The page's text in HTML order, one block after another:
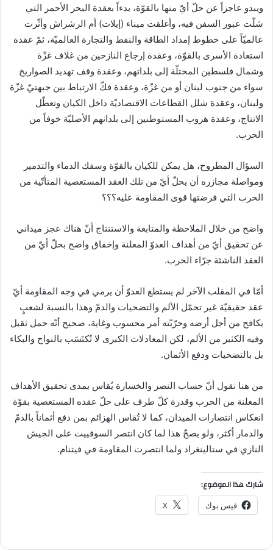
ويبدو عاجزاً عن حلّ أيّ منها بالقوّة، بدءاً بعقدة البحر الأحمر التي
شلّت عبور السفن فيه، وأغلقت ميناء (إيلات) أم الرشراش وأثّرت
عالميّاً على خطوط إمداد الطاقة والنفط والتجارة العالميّة، ثمّ عقدة
استعادة الأسرى بالقوّة، وعقدة إرجاع النازحين من غلاف غزّة
وشمال فلسطين المحتلّة إلى بلداتهم، وعقدة وقف تهديد الصواريخ
سواء من جنوب لبنان أو من غزّة، وعقدة فكّ الارتباط بين جبهتيّ غزّة
ولبنان، وعقدة شلل القطاعات الاقتصاديّة داخل الكيان وتعطّل
الانتاج، وعقدة هروب المستوطنين إلى بلدانهم الأصليّة خوفاً من
الحرب.
السؤال المطروح، هل يمكن للكيان بالقوّة وسفك الدماء والتدمير
ومواصلة مجازره أن يحلّ أيّ من تلك العقد المستعصية المتأتّية من
الحرب التي فرضتها قوى المقاومة عليه؟؟؟
واضح من خلال الملاحظة والمتابعة والاستنتاج أنّ هناك عجز ميداني
عن تحقيق أيّ من أهداف العدوّ المعلنة وإخفاق واضح بحلّ أيّ من
العقد الناشئة جرّاء الحرب.
أمّا في المقلب الآخر لم يستطع العدوّ أن يرمي في وجه المقاومة أيّ
عقد حقيقيّة غير تحمّل الألم والتضحيات والدمّ وهذا بالنسبة لشعبٍ
يكافح من أجل أرضه وحرّيّته أمر محسوب وغاية، صحيح أنّه حمل ثقيل
وفيه الكثير من الألم، لكن المعادلات الكبرى لا تُكتَسَب بالنواح والبكاء
بل بالتضحيات ودفع الأثمان.
من هنا نقول أنّ حساب النصر والخسارة يُقاس بمدى تحقيق الأهداف
المعلنة من الحرب وقدرة كلّ طرف على حلّ عقده المستعصية بقوّة
انعكاس انتصارات الميدان، كما لا تُقاس الهزائم بمن دفع أثماناً بالدمّ
والدمار أكثر، ولو يصحّ هذا لما كان انتصر السوفييت على الجيش
النازي في ستالينغراد ولما انتصرت المقاومة في فيتنام.
شارك هذا الموضوع:
فيس بوك X